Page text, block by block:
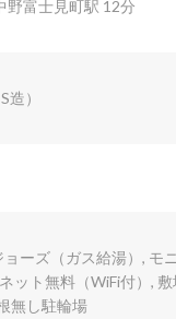
野富士見町駅 12分
）
ーズ（ガス給湯）, モ
ット無料（WiFi付）,
無し駐輪場